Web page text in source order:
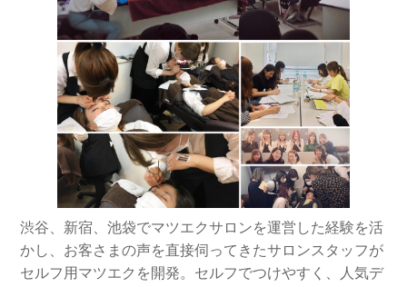
渋谷、新宿、池袋でマツエクサロンを運営した経験を活
かし、お客さまの声を直接伺ってきたサロンスタッフが
セルフ用マツエクを開発。セルフでつけやすく、人気デ